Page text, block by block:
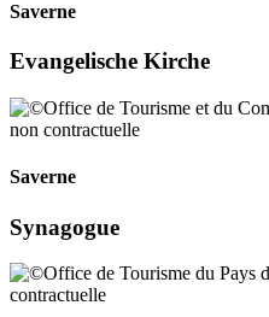
Saverne
Evangelische Kirche
Saverne
Synagogue